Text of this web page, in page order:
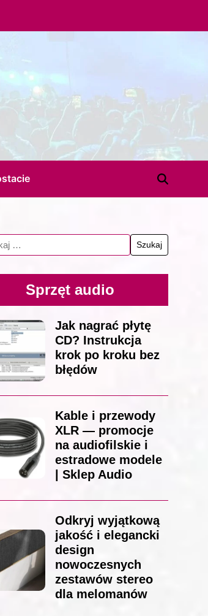
Sprzęt audio
Jak nagrać płytę
CD? Instrukcja
krok po kroku bez
błędów
Kable i przewody
XLR — promocje
na audiofilskie i
estradowe modele
| Sklep Audio
Odkryj wyjątkową
jakość i elegancki
design
nowoczesnych
zestawów stereo
dla melomanów